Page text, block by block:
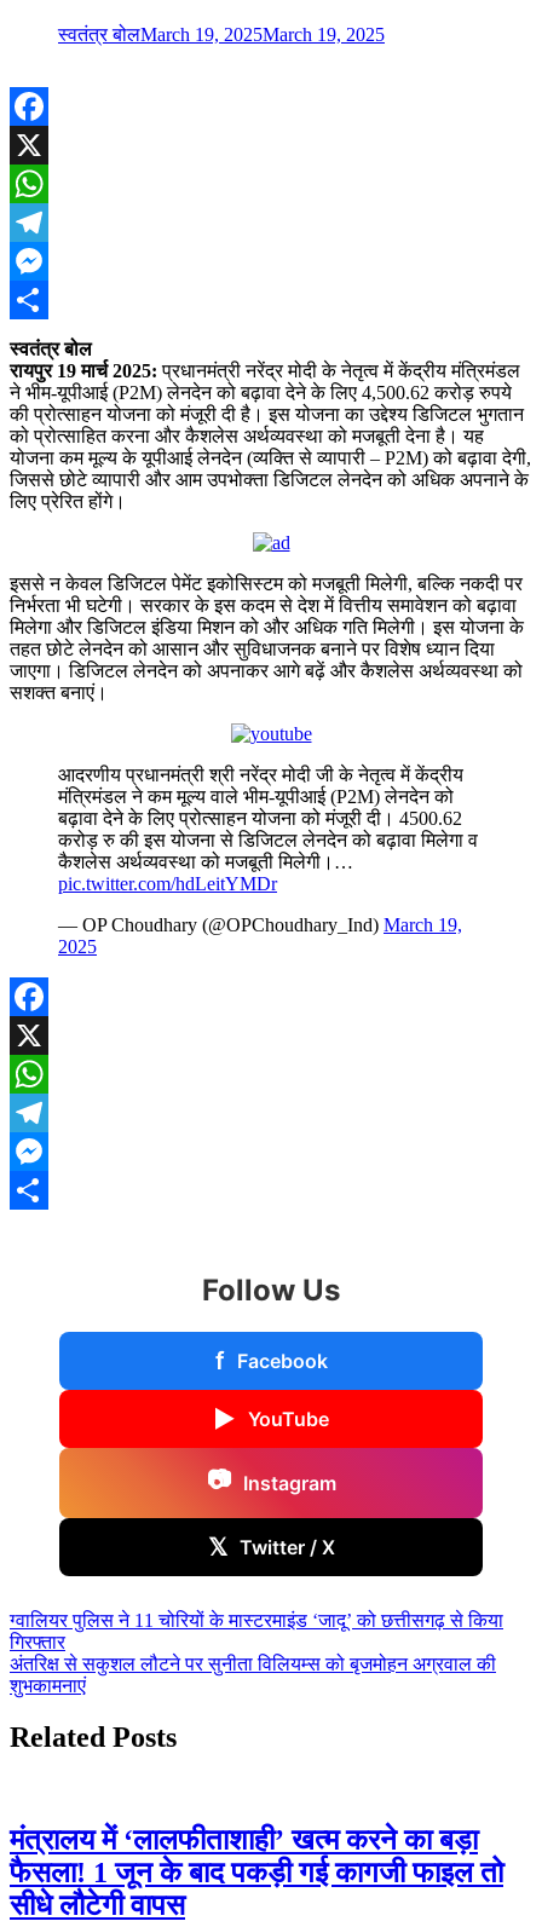
स्वतंत्र बोलMarch 19, 2025March 19, 2025
Facebook
X
WhatsApp
Telegram
Messenger
Share
स्वतंत्र बोल
रायपुर 19 मार्च 2025: प्रधानमंत्री नरेंद्र मोदी के नेतृत्व में केंद्रीय मंत्रिमंडल
ने भीम-यूपीआई (P2M) लेनदेन को बढ़ावा देने के लिए 4,500.62 करोड़ रुपये
की प्रोत्साहन योजना को मंजूरी दी है। इस योजना का उद्देश्य डिजिटल भुगतान
को प्रोत्साहित करना और कैशलेस अर्थव्यवस्था को मजबूती देना है। यह
योजना कम मूल्य के यूपीआई लेनदेन (व्यक्ति से व्यापारी – P2M) को बढ़ावा देगी,
जिससे छोटे व्यापारी और आम उपभोक्ता डिजिटल लेनदेन को अधिक अपनाने के
लिए प्रेरित होंगे।
इससे न केवल डिजिटल पेमेंट इकोसिस्टम को मजबूती मिलेगी, बल्कि नकदी पर
निर्भरता भी घटेगी। सरकार के इस कदम से देश में वित्तीय समावेशन को बढ़ावा
मिलेगा और डिजिटल इंडिया मिशन को और अधिक गति मिलेगी। इस योजना के
तहत छोटे लेनदेन को आसान और सुविधाजनक बनाने पर विशेष ध्यान दिया
जाएगा। डिजिटल लेनदेन को अपनाकर आगे बढ़ें और कैशलेस अर्थव्यवस्था को
सशक्त बनाएं।
आदरणीय प्रधानमंत्री श्री नरेंद्र मोदी जी के नेतृत्व में केंद्रीय
मंत्रिमंडल ने कम मूल्य वाले भीम-यूपीआई (P2M) लेनदेन को
बढ़ावा देने के लिए प्रोत्साहन योजना को मंजूरी दी। 4500.62
करोड़ रु की इस योजना से डिजिटल लेनदेन को बढ़ावा मिलेगा व
कैशलेस अर्थव्यवस्था को मजबूती मिलेगी।…
pic.twitter.com/hdLeitYMDr
— OP Choudhary (@OPChoudhary_Ind) March 19,
2025
Facebook
X
WhatsApp
Telegram
Messenger
Follow Us
f Facebook
▶ YouTube
📷 Instagram
𝕏 Twitter / X
Post
navigation
ग्वालियर पुलिस ने 11 चोरियों के मास्टरमाइंड ‘जादू’ को छत्तीसगढ़ से किया
गिरफ्तार
अंतरिक्ष से सकुशल लौटने पर सुनीता विलियम्स को बृजमोहन अग्रवाल की
शुभकामनाएं
Related Posts
मंत्रालय में ‘लालफीताशाही’ खत्म करने का बड़ा
फैसला! 1 जून के बाद पकड़ी गई कागजी फाइल तो
सीधे लौटेगी वापस